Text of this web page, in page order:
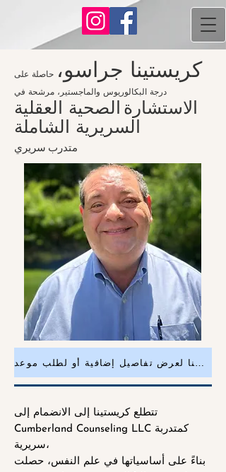
كريستينا جراسو، حاصلة على
درجة البكالوريوس والماجستير، مرشحة في
الاستشارة الصحية العقلية
السريرية الشاملة
متدرب سريري
تتطلع كريستينا إلى الانضمام إلى
Cumberland Counseling LLC كمتدربة
سريرية،
بناءً على أساسياتها في علم النفس، حصلت